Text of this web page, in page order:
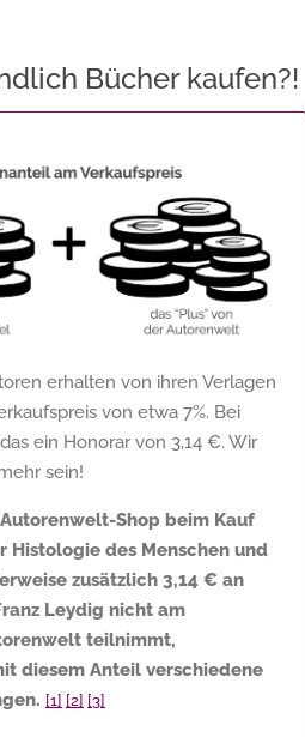
Bücher kaufen?!
erhalten von ihren Verlagen
von etwa 7%. Bei
ein Honorar von 3,14 €. Wir
sein!
Shop beim Kauf
Histologie des Menschen und
zusätzlich 3,14 € an
Leydig nicht am
teilnimmt,
diesem Anteil verschiedene
[1] [2] [3]